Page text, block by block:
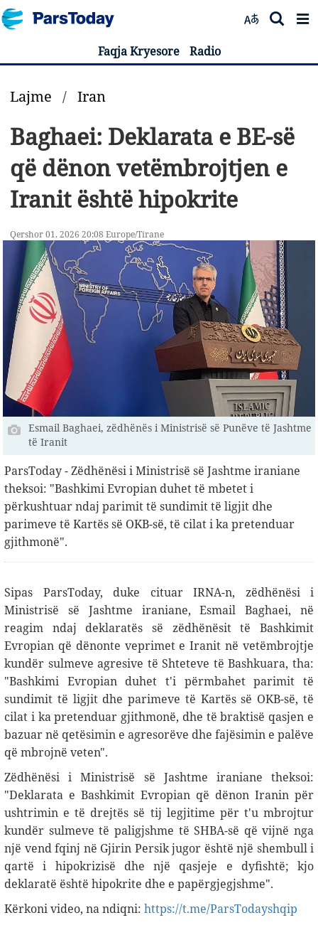
Faqja Kryesore Radio
Lajme / Iran
Baghaei: Deklarata e BE-së
që dënon vetëmbrojtjen e
Iranit është hipokrite
Qershor 01, 2026 20:08 Europe/Tirane
Esmail Baghaei, zëdhënës i Ministrisë së Punëve të Jashtme
të Iranit
ParsToday - Zëdhënësi i Ministrisë së Jashtme iraniane
theksoi: "Bashkimi Evropian duhet të mbetet i
përkushtuar ndaj parimit të sundimit të ligjit dhe
parimeve të Kartës së OKB-së, të cilat i ka pretenduar
gjithmonë".
Sipas ParsToday, duke cituar IRNA-n, zëdhënësi i
Ministrisë së Jashtme iraniane, Esmail Baghaei, në
reagim ndaj deklaratës së zëdhënësit të Bashkimit
Evropian që dënonte veprimet e Iranit në vetëmbrojtje
kundër sulmeve agresive të Shteteve të Bashkuara, tha:
"Bashkimi Evropian duhet t'i përmbahet parimit të
sundimit të ligjit dhe parimeve të Kartës së OKB-së, të
cilat i ka pretenduar gjithmonë, dhe të braktisë qasjen e
bazuar në qetësimin e agresorëve dhe fajësimin e palëve
që mbrojnë veten".
Zëdhënësi i Ministrisë së Jashtme iraniane theksoi:
"Deklarata e Bashkimit Evropian që dënon Iranin për
ushtrimin e të drejtës së tij legjitime për t'u mbrojtur
kundër sulmeve të paligjshme të SHBA-së që vijnë nga
një vend fqinj në Gjirin Persik jugor është një shembull i
qartë i hipokrizisë dhe një qasjeje e dyfishtë; kjo
deklaratë është hipokrite dhe e papërgjegjshme".
Kërkoni video, na ndiqni: https://t.me/ParsTodayshqip